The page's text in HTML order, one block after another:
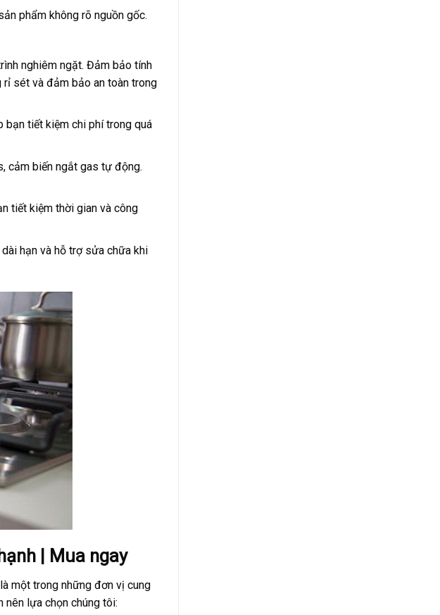
phẩm không rõ nguồn gốc.
nghiêm ngặt. Đảm bảo tính
rỉ sét và đảm bảo an toàn trong
bạn tiết kiệm chi phí trong quá
cảm biến ngắt gas tự động.
tiết kiệm thời gian và công
hạn và hỗ trợ sửa chữa khi
| Mua ngay
một trong những đơn vị cung
lựa chọn chúng tôi: